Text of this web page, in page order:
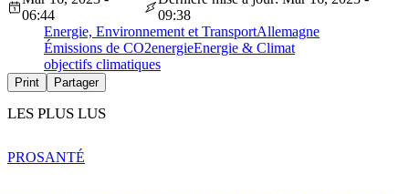
06:44
09:38
Energie, Environnement et TransportAllemagne
Émissions de CO2energieEnergie & Climat
objectifs climatiques
Print Partager
LES PLUS LUS
PROSANTÉ